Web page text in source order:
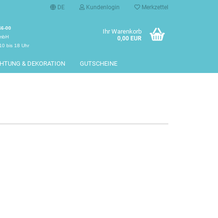
DE Kundenlogin Merkzettel
00
bis 18 Uhr
Ihr Warenkorb
0,00 EUR
& DEKORATION GUTSCHEINE